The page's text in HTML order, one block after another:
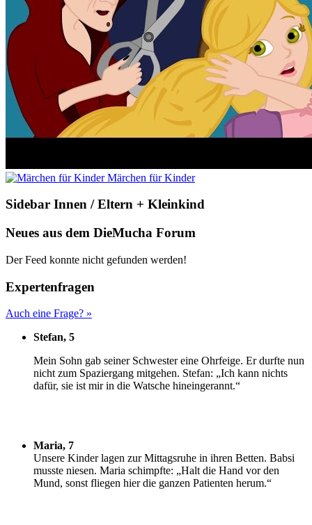
Märchen für Kinder
Sidebar Innen / Eltern + Kleinkind
Neues aus dem DieMucha Forum
Der Feed konnte nicht gefunden werden!
Expertenfragen
Auch eine Frage? »
Stefan, 5
Mein Sohn gab seiner Schwester eine Ohrfeige. Er durfte nun
nicht zum Spaziergang mitgehen. Stefan: „Ich kann nichts
dafür, sie ist mir in die Watsche hineingerannt.“
Maria, 7
Unsere Kinder lagen zur Mittagsruhe in ihren Betten. Babsi
musste niesen. Maria schimpfte: „Halt die Hand vor den
Mund, sonst fliegen hier die ganzen Patienten herum.“